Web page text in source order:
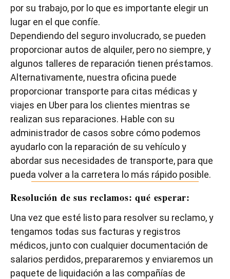
por su trabajo, por lo que es importante elegir un
lugar en el que confíe.
Dependiendo del seguro involucrado, se pueden
proporcionar autos de alquiler, pero no siempre, y
algunos talleres de reparación tienen préstamos.
Alternativamente, nuestra oficina puede
proporcionar transporte para citas médicas y
viajes en Uber para los clientes mientras se
realizan sus reparaciones. Hable con su
administrador de casos sobre cómo podemos
ayudarlo con la reparación de su vehículo y
abordar sus necesidades de transporte, para que
pueda volver a la carretera lo más rápido posible.
Resolución de sus reclamos: qué esperar:
Una vez que esté listo para resolver su reclamo, y
tengamos todas sus facturas y registros
médicos, junto con cualquier documentación de
salarios perdidos, prepararemos y enviaremos un
paquete de liquidación a las compañías de